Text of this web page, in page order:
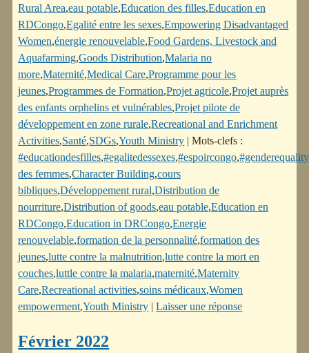
Rural Area,eau potable,Education des filles,Education en
RDCongo,Egalité entre les sexes,Empowering Disadvantaged
Women,énergie renouvelable,Food Gardens, Livestock and
Aquafarming,Goods Distribution,Malaria no
more,Maternité,Medical Care,Programme pour les
jeunes,Programmes de Formation,Projet agricole,Projet auprès
des enfants orphelins et vulnérables,Projet pilote de
développement en zone rurale,Recreational and Enrichment
Activities,Santé,SDGs,Youth Ministry |Mots-clefs :
#educationdesfilles,#egalitedessexes,#espoircongo,#genderequality
des femmes,Character Building,cours
bibliques,Développement rural,Distribution de
nourriture,Distribution of goods,eau potable,Education en
RDCongo,Education in DRCongo,Energie
renouvelable,formation de la personnalité,formation des
jeunes,lutte contre la malnutrition,lutte contre la mort en
couches,luttle contre la malaria,maternité,Maternity
Care,Recreational activities,soins médicaux,Women
empowerment,Youth Ministry |Laisser une réponse
Février 2022